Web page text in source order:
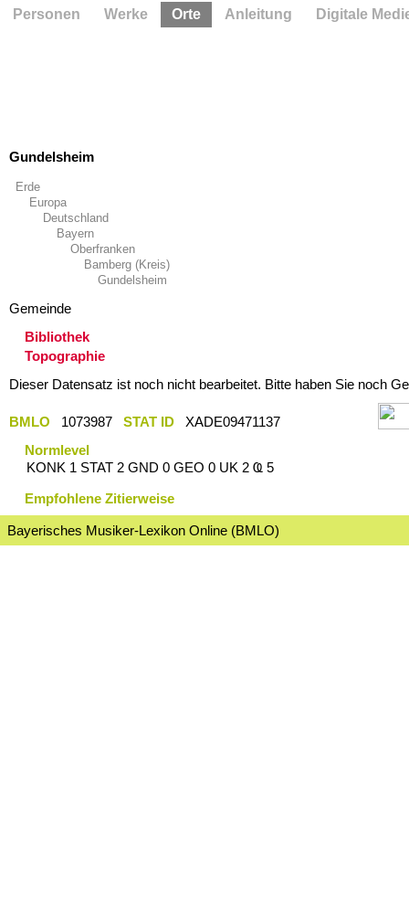
Gundelsheim
Erde
Europa
Deutschland
Bayern
Oberfranken
Bamberg (Kreis)
Gundelsheim
Gemeinde
Bibliothek
Topographie
Dieser Datensatz ist noch nicht bearbeitet. Bitte haben Sie noch
BMLO 1073987 STAT ID
XADE09471137
Normlevel
KONK 1 STAT 2 GND 0 GEO 0 UK 2 Ҩ 5
Empfohlene Zitierweise
Bayerisches Musiker-Lexikon Online (BMLO)
Personen Werke Orte Anleitung Digitale